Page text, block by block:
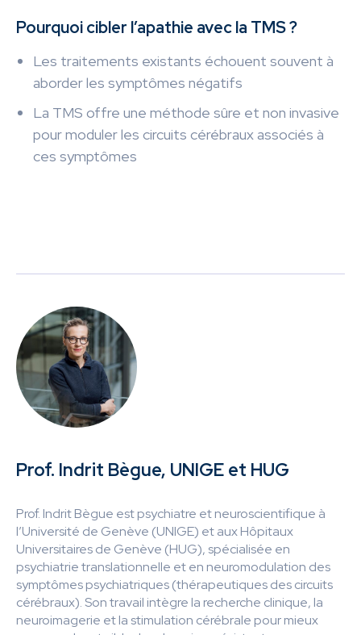
Pourquoi cibler l’apathie avec la TMS ?
Les traitements existants échouent souvent à
aborder les symptômes négatifs
La TMS offre une méthode sûre et non invasive
pour moduler les circuits cérébraux associés à
ces symptômes
Prof. Indrit Bègue, UNIGE et HUG
Prof. Indrit Bègue est psychiatre et neuroscientifique à
l’Université de Genève (UNIGE) et aux Hôpitaux
Universitaires de Genève (HUG), spécialisée en
psychiatrie translationnelle et en neuromodulation des
symptômes psychiatriques (thérapeutiques des circuits
cérébraux). Son travail intègre la recherche clinique, la
neuroimagerie et la stimulation cérébrale pour mieux